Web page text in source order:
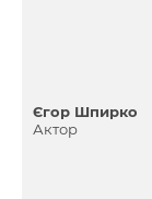
Єгор Шпирко
Актор